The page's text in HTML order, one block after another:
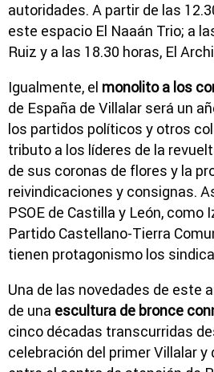
autoridades. A partir de las
este espacio El Naaán Trio; a
Ruiz y a las 18.30 horas, El
Igualmente, el monolito a los
de España de Villalar será un
los partidos políticos y otros
tributo a los líderes de la
de sus coronas de flores y la
reivindicaciones y consignas.
PSOE de Castilla y León, como
Partido Castellano-Tierra
tienen protagonismo los
Una de las novedades de este
de una escultura de bronce
cinco décadas transcurridas
celebración del primer Villalar